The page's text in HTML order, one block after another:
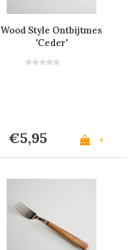
Wood Style Ontbijtmes
'Ceder'
€5,95 +